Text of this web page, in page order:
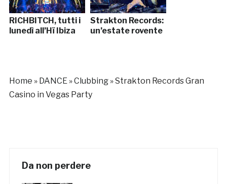
RICHBITCH, tutti i
lunedì all’Hï Ibiza
Strakton Records:
un’estate rovente
Home » DANCE»Clubbing»Strakton Records Gran
Casino in Vegas Party
Da non perdere